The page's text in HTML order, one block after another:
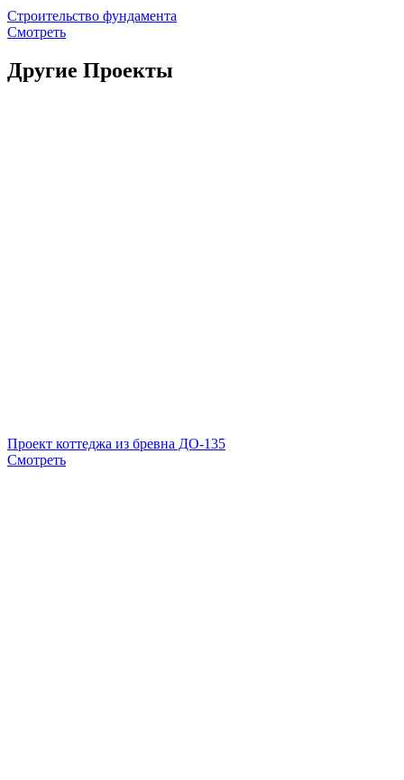
Строительство фундамента
Смотреть
Другие Проекты
Проект коттеджа из бревна ДО-135
Смотреть